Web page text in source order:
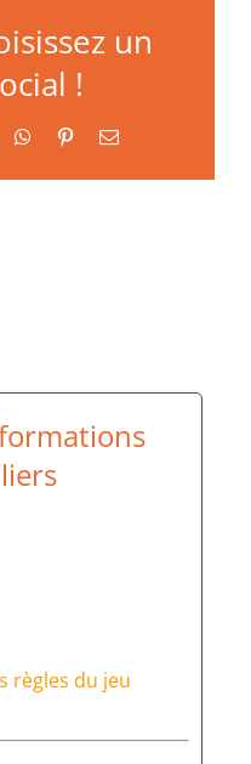
un
!
WhatsApp
PinterestEmail
règles du jeu